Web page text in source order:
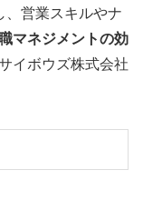
、営業スキルやナ
マネジメントの効
イボウズ株式会社